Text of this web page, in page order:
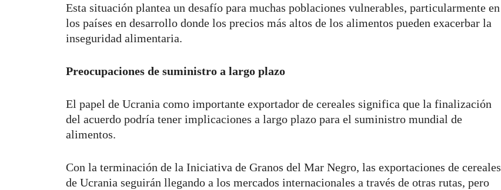
Esta situación plantea un desafío para muchas poblaciones vulnerables, particularmente en
los países en desarrollo donde los precios más altos de los alimentos pueden exacerbar la
inseguridad alimentaria.
Preocupaciones de suministro a largo plazo
El papel de Ucrania como importante exportador de cereales significa que la finalización
del acuerdo podría tener implicaciones a largo plazo para el suministro mundial de
alimentos.
Con la terminación de la Iniciativa de Granos del Mar Negro, las exportaciones de cereales
de Ucrania seguirán llegando a los mercados internacionales a través de otras rutas, pero